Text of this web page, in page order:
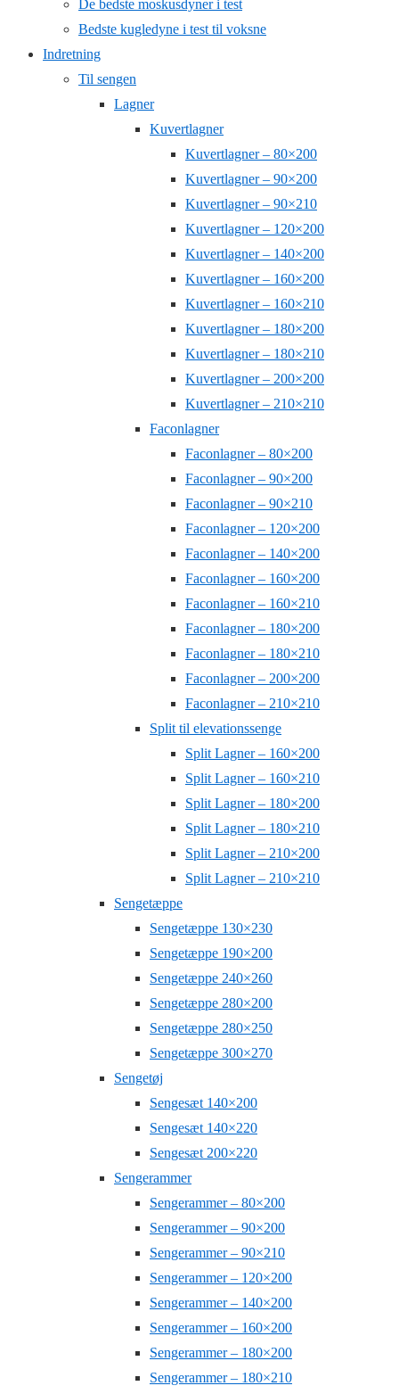
De bedste moskusdyner i test
Bedste kugledyne i test til voksne
Indretning
Til sengen
Lagner
Kuvertlagner
Kuvertlagner – 80×200
Kuvertlagner – 90×200
Kuvertlagner – 90×210
Kuvertlagner – 120×200
Kuvertlagner – 140×200
Kuvertlagner – 160×200
Kuvertlagner – 160×210
Kuvertlagner – 180×200
Kuvertlagner – 180×210
Kuvertlagner – 200×200
Kuvertlagner – 210×210
Faconlagner
Faconlagner – 80×200
Faconlagner – 90×200
Faconlagner – 90×210
Faconlagner – 120×200
Faconlagner – 140×200
Faconlagner – 160×200
Faconlagner – 160×210
Faconlagner – 180×200
Faconlagner – 180×210
Faconlagner – 200×200
Faconlagner – 210×210
Split til elevationssenge
Split Lagner – 160×200
Split Lagner – 160×210
Split Lagner – 180×200
Split Lagner – 180×210
Split Lagner – 210×200
Split Lagner – 210×210
Sengetæppe
Sengetæppe 130×230
Sengetæppe 190×200
Sengetæppe 240×260
Sengetæppe 280×200
Sengetæppe 280×250
Sengetæppe 300×270
Sengetøj
Sengesæt 140×200
Sengesæt 140×220
Sengesæt 200×220
Sengerammer
Sengerammer – 80×200
Sengerammer – 90×200
Sengerammer – 90×210
Sengerammer – 120×200
Sengerammer – 140×200
Sengerammer – 160×200
Sengerammer – 180×200
Sengerammer – 180×210